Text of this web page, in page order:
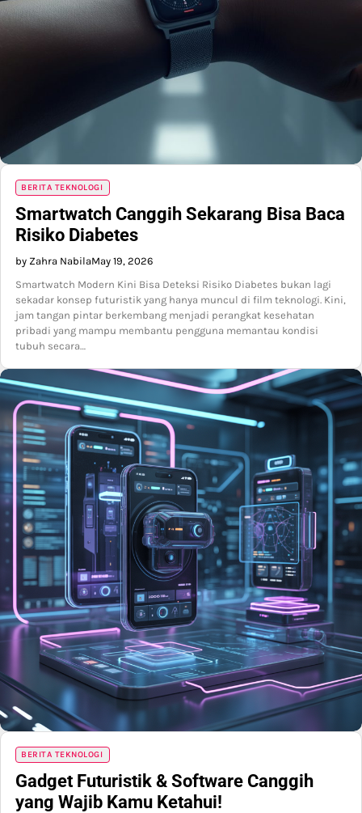
BERITA TEKNOLOGI
Smartwatch Canggih Sekarang Bisa Baca
Risiko Diabetes
by Zahra NabilaMay 19, 2026
Smartwatch Modern Kini Bisa Deteksi Risiko Diabetes bukan lagi
sekadar konsep futuristik yang hanya muncul di film teknologi. Kini,
jam tangan pintar berkembang menjadi perangkat kesehatan
pribadi yang mampu membantu pengguna memantau kondisi
tubuh secara…
BERITA TEKNOLOGI
Gadget Futuristik & Software Canggih
yang Wajib Kamu Ketahui!